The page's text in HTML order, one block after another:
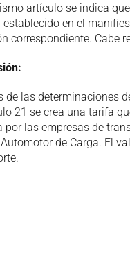
artículo se indica
establecido en el
correspondiente. Cabe
de las determinaciones
21 se crea una tarifa
por las empresas de
de Carga. El